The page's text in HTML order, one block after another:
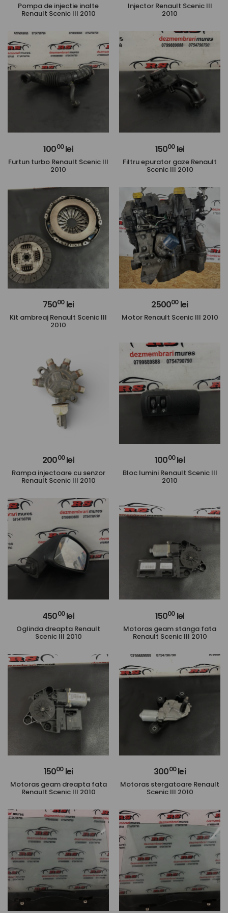
Pompa de injectie inalte
Renault Scenic III 2010
Injector Renault Scenic III
2010
10000lei
Furtun turbo Renault Scenic III
2010
15000lei
Filtru epurator gaze Renault
Scenic III 2010
75000lei
Kit ambreaj Renault Scenic III
2010
250000lei
Motor Renault Scenic III 2010
20000lei
Rampa injectoare cu senzor
Renault Scenic III 2010
10000lei
Bloc lumini Renault Scenic III
2010
45000lei
Oglinda dreapta Renault
Scenic III 2010
15000lei
Motoras geam stanga fata
Renault Scenic III 2010
15000lei
Motoras geam dreapta fata
Renault Scenic III 2010
30000lei
Motoras stergatoare Renault
Scenic III 2010